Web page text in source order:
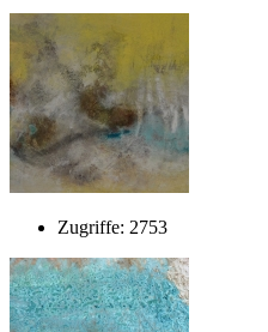
Zugriffe: 2753